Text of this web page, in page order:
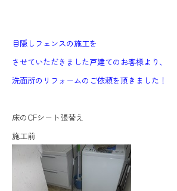
目隠しフェンスの施工を
させていただきました戸建てのお客様より、
洗面所のリフォームのご依頼を頂きました！
床のCFシート張替え
施工前